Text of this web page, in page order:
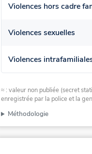
Violences hors cadre
Violences sexuelles
Violences
≈ : valeur non publiée (secret
enregistrée par la police et la
Méthodologie